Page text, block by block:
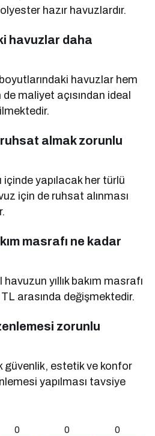
hazır havuzlardır.
havuzlar daha
havuzlar hem
de maliyet açısından ideal
ruhsat almak zorunlu
içinde yapılacak her türlü
için de ruhsat alınması
masrafı ne kadar
yıllık bakım masrafı
arasında değişmektedir.
zorunlu
güvenlik, estetik ve konfor
yapılması tavsiye
0 0 0